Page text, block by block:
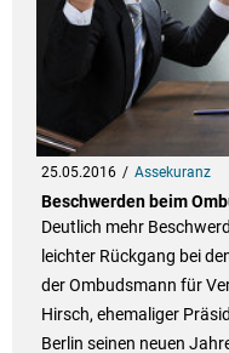
25.05.2016 Assekuranz
Beschwerden beim
Deutlich mehr
leichter Rückgang bei
der Ombudsmann für
Hirsch, ehemaliger
Berlin seinen neuen